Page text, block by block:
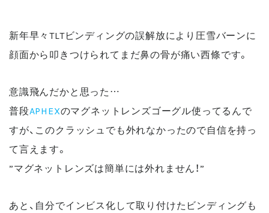
新年早々TLTビンディングの誤解放により圧雪バーンに
顔面から叩きつけられてまだ鼻の骨が痛い西條です。
意識飛んだかと思った…
普段APHEXのマグネットレンズゴーグル使ってるんで
すが、このクラッシュでも外れなかったので自信を持っ
て言えます。
”マグネットレンズは簡単には外れません！”
あと、自分でインビス化して取り付けたビンディングも